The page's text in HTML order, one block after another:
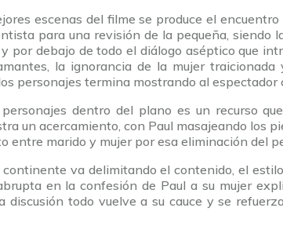
escenas del filme se produce el
para una revisión de la pequeña, siendo
por debajo de todo el diálogo aséptico que
la ignorancia de la mujer
personajes termina mostrando al espectador
dentro del plano es un recurso
un acercamiento, con Paul masajeando los
entre marido y mujer por esa eliminación del
va delimitando el contenido, el
en la confesión de Paul a su mujer
discusión todo vuelve a su cauce y se